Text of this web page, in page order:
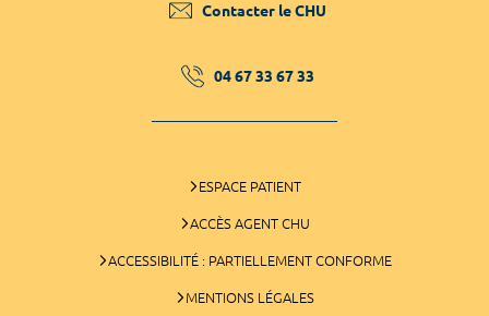
Contacter le CHU
04 67 33 67 33
ESPACE PATIENT
ACCÈS AGENT CHU
ACCESSIBILITÉ : PARTIELLEMENT CONFORME
MENTIONS LÉGALES